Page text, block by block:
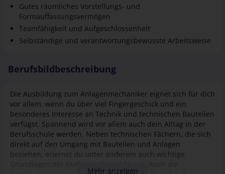
Gutes räumliches Vorstellungs- und
Formauffassungsvermögen
Teamfähigkeit und Aufgeschlossenheit
Selbständige und verantwortungsbewusste Arbeitsweise
Berufsbildbeschreibung
Die Ausbildung zum Anlagenmechaniker eignet sich für dich
vor allem, wenn du über viel Fingergeschick und ein
besonderes Interesse an Technik und technischen Bauteilen
verfügst. Spannend wird vor allem auch dein Alltag in der
Berufsschule werden. Neben technischen Fächern, die sich
direkt auf den Umgang mit Bauteilen und Anlagen
beziehen, erlernst du unter anderem auch wichtige
Mehr anzeigen